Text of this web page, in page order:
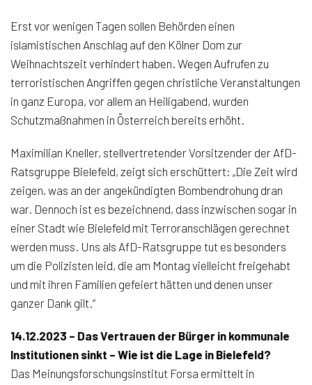
Erst vor wenigen Tagen sollen Behörden einen
islamistischen Anschlag auf den Kölner Dom zur
Weihnachtszeit verhindert haben. Wegen Aufrufen zu
terroristischen Angriffen gegen christliche Veranstaltungen
in ganz Europa, vor allem an Heiligabend, wurden
Schutzmaßnahmen in Österreich bereits erhöht.
Maximilian Kneller, stellvertretender Vorsitzender der AfD-
Ratsgruppe Bielefeld, zeigt sich erschüttert: „Die Zeit wird
zeigen, was an der angekündigten Bombendrohung dran
war. Dennoch ist es bezeichnend, dass inzwischen sogar in
einer Stadt wie Bielefeld mit Terroranschlägen gerechnet
werden muss. Uns als AfD-Ratsgruppe tut es besonders
um die Polizisten leid, die am Montag vielleicht freigehabt
und mit ihren Familien gefeiert hätten und denen unser
ganzer Dank gilt.“
14.12.2023 – Das Vertrauen der Bürger in kommunale
Institutionen sinkt – Wie ist die Lage in Bielefeld?
Das Meinungsforschungsinstitut Forsa ermittelt in